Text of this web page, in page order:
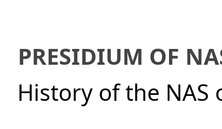
PRESIDIUM OF
History of the NAS